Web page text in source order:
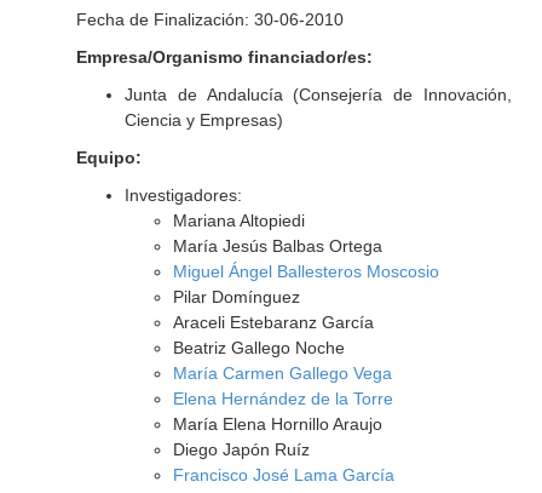
Fecha de Finalización: 30-06-2010
Empresa/Organismo financiador/es:
Junta de Andalucía (Consejería de Innovación,
Ciencia y Empresas)
Equipo:
Investigadores:
Mariana Altopiedi
María Jesús Balbas Ortega
Miguel Ángel Ballesteros Moscosio
Pilar Domínguez
Araceli Estebaranz García
Beatriz Gallego Noche
María Carmen Gallego Vega
Elena Hernández de la Torre
María Elena Hornillo Araujo
Diego Japón Ruíz
Francisco José Lama García